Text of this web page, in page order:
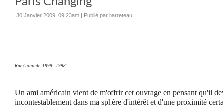
30 Janvier 2009, 09:23am Publié par barreteau
Rue Galande, 1899 - 1998
Un ami américain vient de m'offrir cet ouvrage en pensant qu'il
incontestablement dans ma sphère d'intérêt et d'une proximité